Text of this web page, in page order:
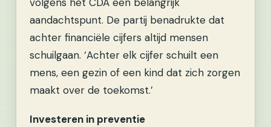
aandachtspunt. De partij benadrukte dat
achter financiële cijfers altijd mensen
schuilgaan. ‘Achter elk cijfer schuilt een
mens, een gezin of een kind dat zich zorgen
maakt over de toekomst.’
Investeren in preventie